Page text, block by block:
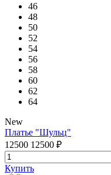
46
48
50
52
54
56
58
60
62
64
New
Платье "Шульц"
12500 12500 ₽
Купить